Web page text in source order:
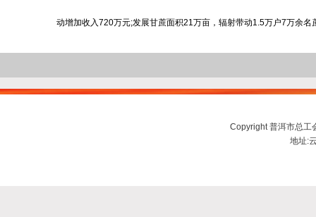
动增加收入720万元;发展甘蔗面积21万亩，辐射带动1.5万户7万余名
Copyright 普洱市总
地址: